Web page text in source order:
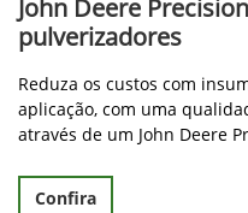
John Deere
pulverizadores
Reduza os custos com
aplicação, com uma
através de um John Deere
Confira